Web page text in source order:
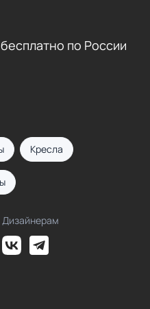
бесплатно по России
Кресла
Дизайнерам